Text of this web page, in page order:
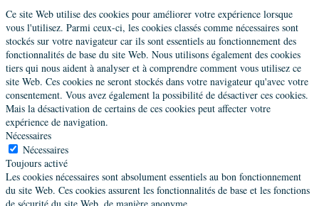
Ce site Web utilise des cookies pour améliorer votre expérience lorsque
vous l'utilisez. Parmi ceux-ci, les cookies classés comme nécessaires sont
stockés sur votre navigateur car ils sont essentiels au fonctionnement des
fonctionnalités de base du site Web. Nous utilisons également des cookies
tiers qui nous aident à analyser et à comprendre comment vous utilisez ce
site Web. Ces cookies ne seront stockés dans votre navigateur qu'avec votre
consentement. Vous avez également la possibilité de désactiver ces cookies.
Mais la désactivation de certains de ces cookies peut affecter votre
expérience de navigation.
Nécessaires
Nécessaires
Toujours activé
Les cookies nécessaires sont absolument essentiels au bon fonctionnement
du site Web. Ces cookies assurent les fonctionnalités de base et les fonctions